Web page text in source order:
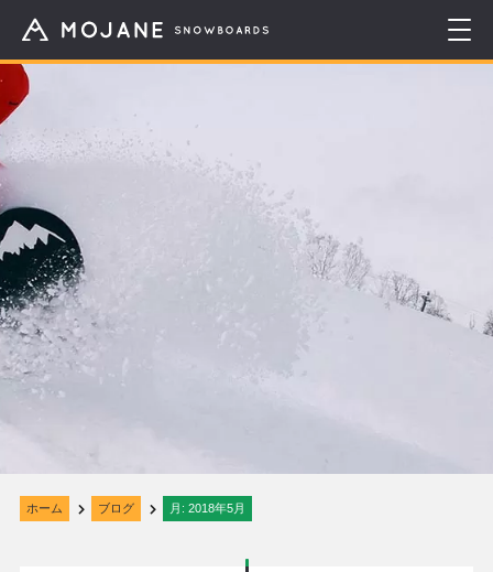
ホーム ブログ 月: 2018年5月